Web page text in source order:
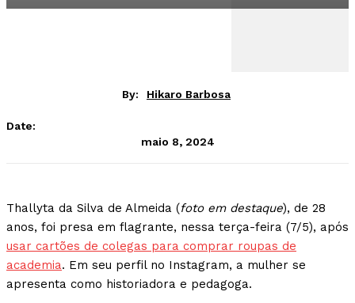
By: Hikaro Barbosa
Date:
maio 8, 2024
Thallyta da Silva de Almeida (foto em destaque), de 28
anos, foi presa em flagrante, nessa terça-feira (7/5), após
usar cartões de colegas para comprar roupas de
academia. Em seu perfil no Instagram, a mulher se
apresenta como historiadora e pedagoga.